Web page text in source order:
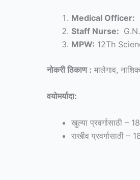
Medical Officer:
Staff Nurse:
MPW: 12Th
नोकरी ठिकाण : मालेगाव, नाशिक
वयोमर्यादा:
खुल्या प्रवर्गासाठी –
राखीव प्रवर्गासाठी –